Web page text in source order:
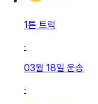
1톤 트럭
·
03월 18일 운송
·